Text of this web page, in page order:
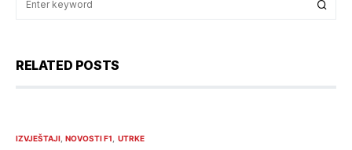
RELATED POSTS
IZVJEŠTAJI NOVOSTI F1 UTRKE